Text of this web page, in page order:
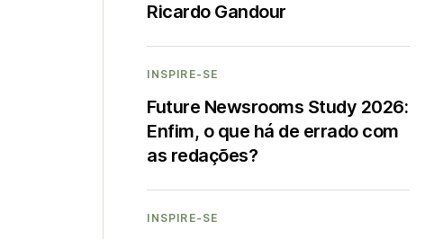
Ricardo Gandour
INSPIRE-SE
Future Newsrooms Study 2026:
Enfim, o que há de errado com
as redações?
INSPIRE-SE